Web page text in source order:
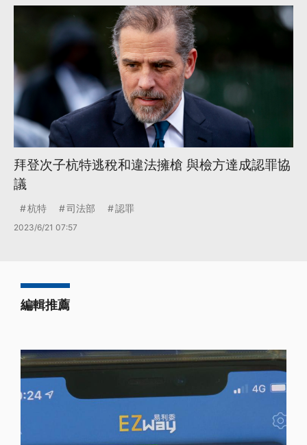
拜登次子杭特逃稅和違法擁槍 與檢方達成認罪協
議
杭特 司法部 認罪
2023/6/21 07:57
編輯推薦